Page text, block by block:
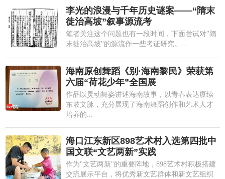
李光的浪漫与千年历史谜案——“隋末
徙治高坡”叙事源流考
笔者关注这个问题也有一段时间，下面尝试对"隋
末徙治高坡"的源流作一些考证研究。...
海南原创舞蹈《别·海南黎民》荣获第
六届“荷花少年”全国展
作品以灵动舞姿讲述海南故事，以青春表达赓续
东坡文脉，充分展现了海南舞蹈创作和艺术人才
培养的...
海口江东新区898艺术村入选第四批中
国文联“文艺两新”实践
作为"文艺两新"的重要阵地，898艺术村积极搭建
交流展示平台，将优秀新文艺群体和新文艺组织